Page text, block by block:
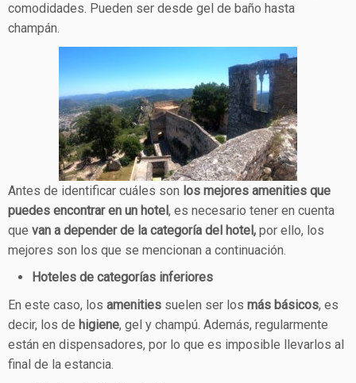
comodidades. Pueden ser desde gel de baño hasta
champán.
Antes de identificar cuáles son los mejores amenities que
puedes encontrar en un hotel, es necesario tener en cuenta
que van a depender de la categoría del hotel, por ello, los
mejores son los que se mencionan a continuación.
Hoteles de categorías inferiores
En este caso, los amenities suelen ser los más básicos, es
decir, los de higiene, gel y champú. Además, regularmente
están en dispensadores, por lo que es imposible llevarlos al
final de la estancia.